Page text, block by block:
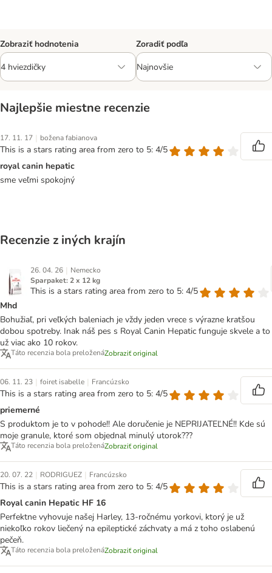
Zobraziť hodnotenia Zoradiť podľa
Najlepšie miestne recenzie
17. 11. 17 | božena fabianova
This is a stars rating area from zero to 5: 4/5
royal canin hepatic
sme veľmi spokojný
Recenzie z iných krajín
26. 04. 26 | Nemecko
Sparpaket: 2 x 12 kg
This is a stars rating area from zero to 5: 4/5
Mhd
Bohužiaľ, pri veľkých baleniach je vždy jeden vrece s výrazne kratšou
dobou spotreby. Inak náš pes s Royal Canin Hepatic funguje skvele a to
už viac ako 10 rokov.
Táto recenzia bola preloženáZobraziť original
06. 11. 23 | foiret isabelle | Francúzsko
This is a stars rating area from zero to 5: 4/5
priemerné
S produktom je to v pohode!! Ale doručenie je NEPRIJATEĽNÉ!! Kde sú
moje granule, ktoré som objednal minulý utorok???
Táto recenzia bola preloženáZobraziť original
20. 07. 22 | RODRIGUEZ | Francúzsko
This is a stars rating area from zero to 5: 4/5
Royal canin Hepatic HF 16
Perfektne vyhovuje našej Harley, 13-ročnému yorkovi, ktorý je už
niekoľko rokov liečený na epileptické záchvaty a má z toho oslabenú
pečeň.
Táto recenzia bola preloženáZobraziť original